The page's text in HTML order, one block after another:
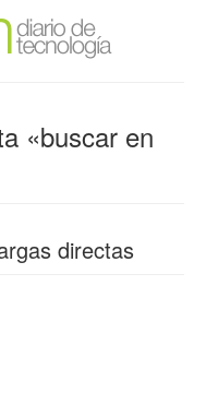
«buscar en
directas